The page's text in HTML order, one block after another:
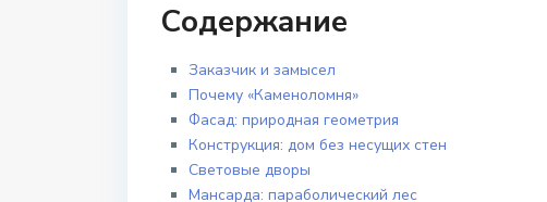
Содержание
Заказчик и замысел
Почему «Каменоломня»
Фасад: природная геометрия
Конструкция: дом без несущих стен
Световые дворы
Мансарда: параболический лес